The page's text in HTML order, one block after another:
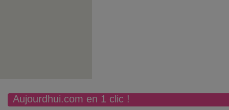
Aujourdhui.com en 1 clic !